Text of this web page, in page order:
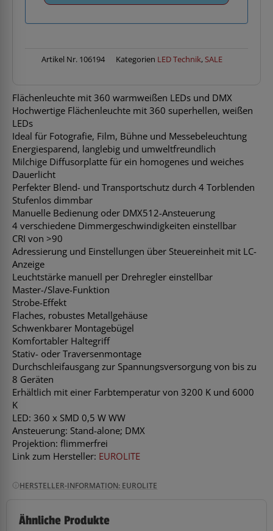
Artikel Nr. 106194 Kategorien LED Technik,SALE
Flächenleuchte mit 360 warmweißen LEDs und DMX
Hochwertige Flächenleuchte mit 360 superhellen, weißen
LEDs
Ideal für Fotografie, Film, Bühne und Messebeleuchtung
Energiesparend, langlebig und umweltfreundlich
Milchige Diffusorplatte für ein homogenes und weiches
Dauerlicht
Perfekter Blend- und Transportschutz durch 4 Torblenden
Stufenlos dimmbar
Manuelle Bedienung oder DMX512-Ansteuerung
4 verschiedene Dimmergeschwindigkeiten einstellbar
CRI von >90
Adressierung und Einstellungen über Steuereinheit mit LC-
Anzeige
Leuchtstärke manuell per Drehregler einstellbar
Master-/Slave-Funktion
Strobe-Effekt
Flaches, robustes Metallgehäuse
Schwenkbarer Montagebügel
Komfortabler Haltegriff
Stativ- oder Traversenmontage
Durchschleifausgang zur Spannungsversorgung von bis zu
8 Geräten
Erhältlich mit einer Farbtemperatur von 3200 K und 6000
K
LED: 360 x SMD 0,5 W WW
Ansteuerung: Stand-alone; DMX
Projektion: flimmerfrei
Link zum Hersteller: EUROLITE
HERSTELLER-INFORMATION: EUROLITE
Ähnliche Produkte